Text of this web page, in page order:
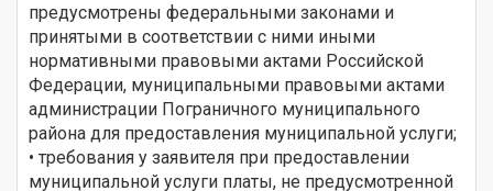
предусмотрены федеральными законами и
принятыми в соответствии с ними иными
нормативными правовыми актами Российской
Федерации, муниципальными правовыми актами
администрации Пограничного муниципального
района для предоставления муниципальной услуги;
• требования у заявителя при предоставлении
муниципальной услуги платы, не предусмотренной